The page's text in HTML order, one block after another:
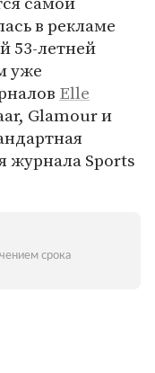
в рекламе
53-летней
уже
Elle
Glamour и
журнала Sports
срока